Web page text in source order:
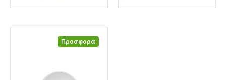
Προσφορά